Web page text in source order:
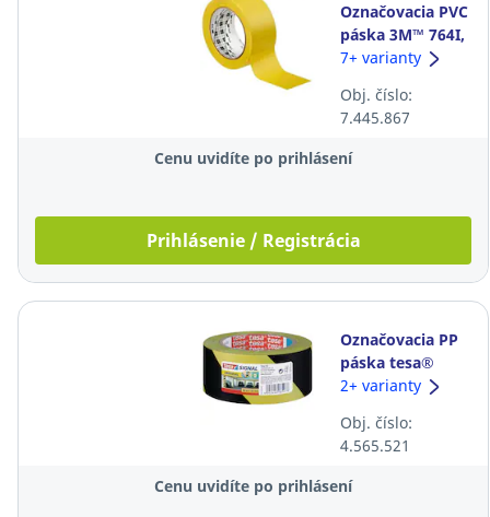
Označovacia PVC
páska 3M™ 764I,
50 mm x 33 m,
7+ varianty
Obj. číslo:
7.445.867
Cenu uvidíte po prihlásení
Prihlásenie / Registrácia
Označovacia PP
páska tesa®
58133 Signal
mm x 66 m,
čierno-žltá
2+ varianty
Obj. číslo:
4.565.521
Cenu uvidíte po prihlásení